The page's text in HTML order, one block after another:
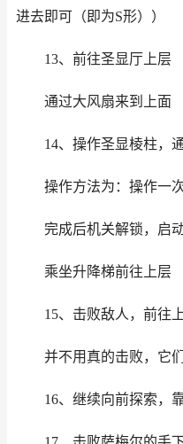
进去即可（即为S形））
13、前往圣显厅上层
通过大风扇来到上面
14、操作圣显棱柱，
操作方法为：操作一次
完成后机关解锁，启动
乘坐升降梯前往上层
15、击败敌人，前往
并不用真的击败，它们
16、继续向前探索，